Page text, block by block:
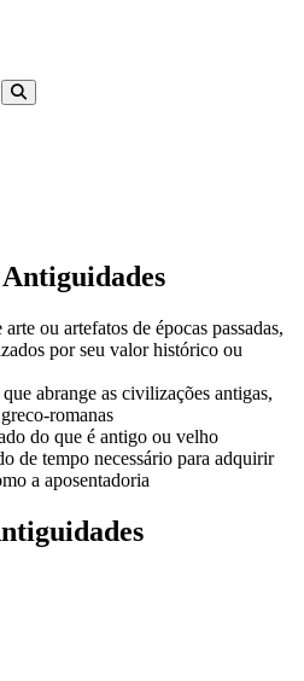
Antiguidades
ou artefatos de épocas passadas,
por seu valor histórico ou
abrange as civilizações antigas,
romanas
do que é antigo ou velho
de tempo necessário para adquirir
a aposentadoria